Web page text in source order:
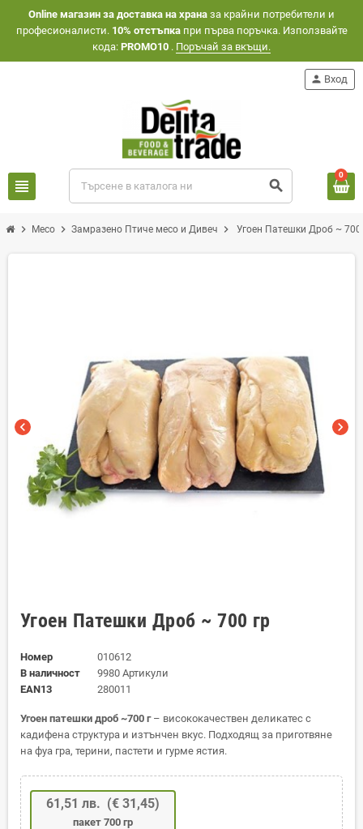
Оnline магазин за доставка на храна за крайни потребители и
професионалисти. 10% отстъпкапри първа поръчка. Използвайте
кода: PROMO10 . Поръчай за вкъщи.
view_headline search
person Вход
0
chevron_right Месо chevron_right Замразено Птиче месо и Дивеч chevron_right Угоен Патешки Дроб ~ 700
chevron_left chevron_right
Угоен Патешки Дроб ~ 700 гр
Номер
010612
В наличност
9980 Артикули
EAN13
280011
Угоен патешки дроб ~700 г– висококачествен деликатес с
кадифена структура и изтънчен вкус. Подходящ за приготвяне
на фуа гра, терини, пастети и гурме ястия.
61,51 лв. (€ 31,45)
пакет 700 гр